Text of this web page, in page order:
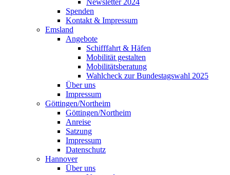
Newsletter 2024
Spenden
Kontakt & Impressum
Emsland
Angebote
Schifffahrt & Häfen
Mobilität gestalten
Mobilitätsberatung
Wahlcheck zur Bundestagswahl 2025
Über uns
Impressum
Göttingen/Northeim
Göttingen/Northeim
Anreise
Satzung
Impressum
Datenschutz
Hannover
Über uns